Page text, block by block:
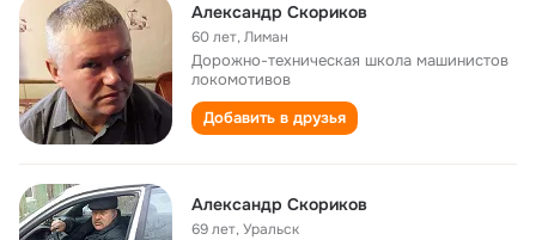
Александр Скориков
60 лет,Лиман
Дорожно-техническая школа машинистов
локомотивов
Добавить в друзья
Александр Скориков
69 лет,Уральск